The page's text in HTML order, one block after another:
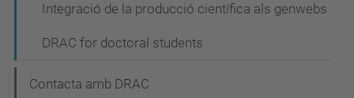
Integració de la producció científica als genwebs
DRAC for doctoral students
Contacta amb DRAC